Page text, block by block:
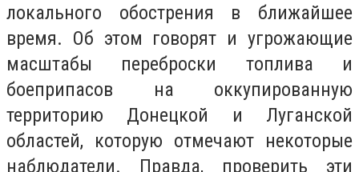
локального обострения в ближайшее
время. Об этом говорят и угрожающие
масштабы переброски топлива и
боеприпасов на оккупированную
территорию Донецкой и Луганской
областей, которую отмечают некоторые
наблюдатели. Правда, проверить эти